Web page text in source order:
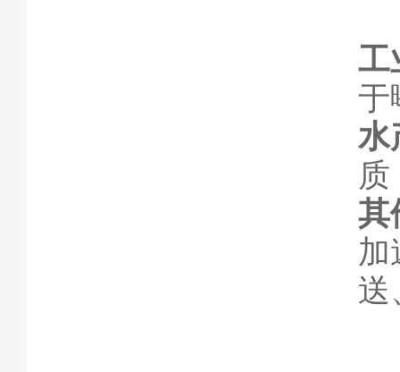
工
于
水
其
加
送